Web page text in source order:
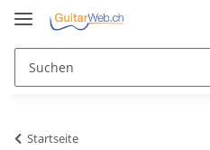
Startseite